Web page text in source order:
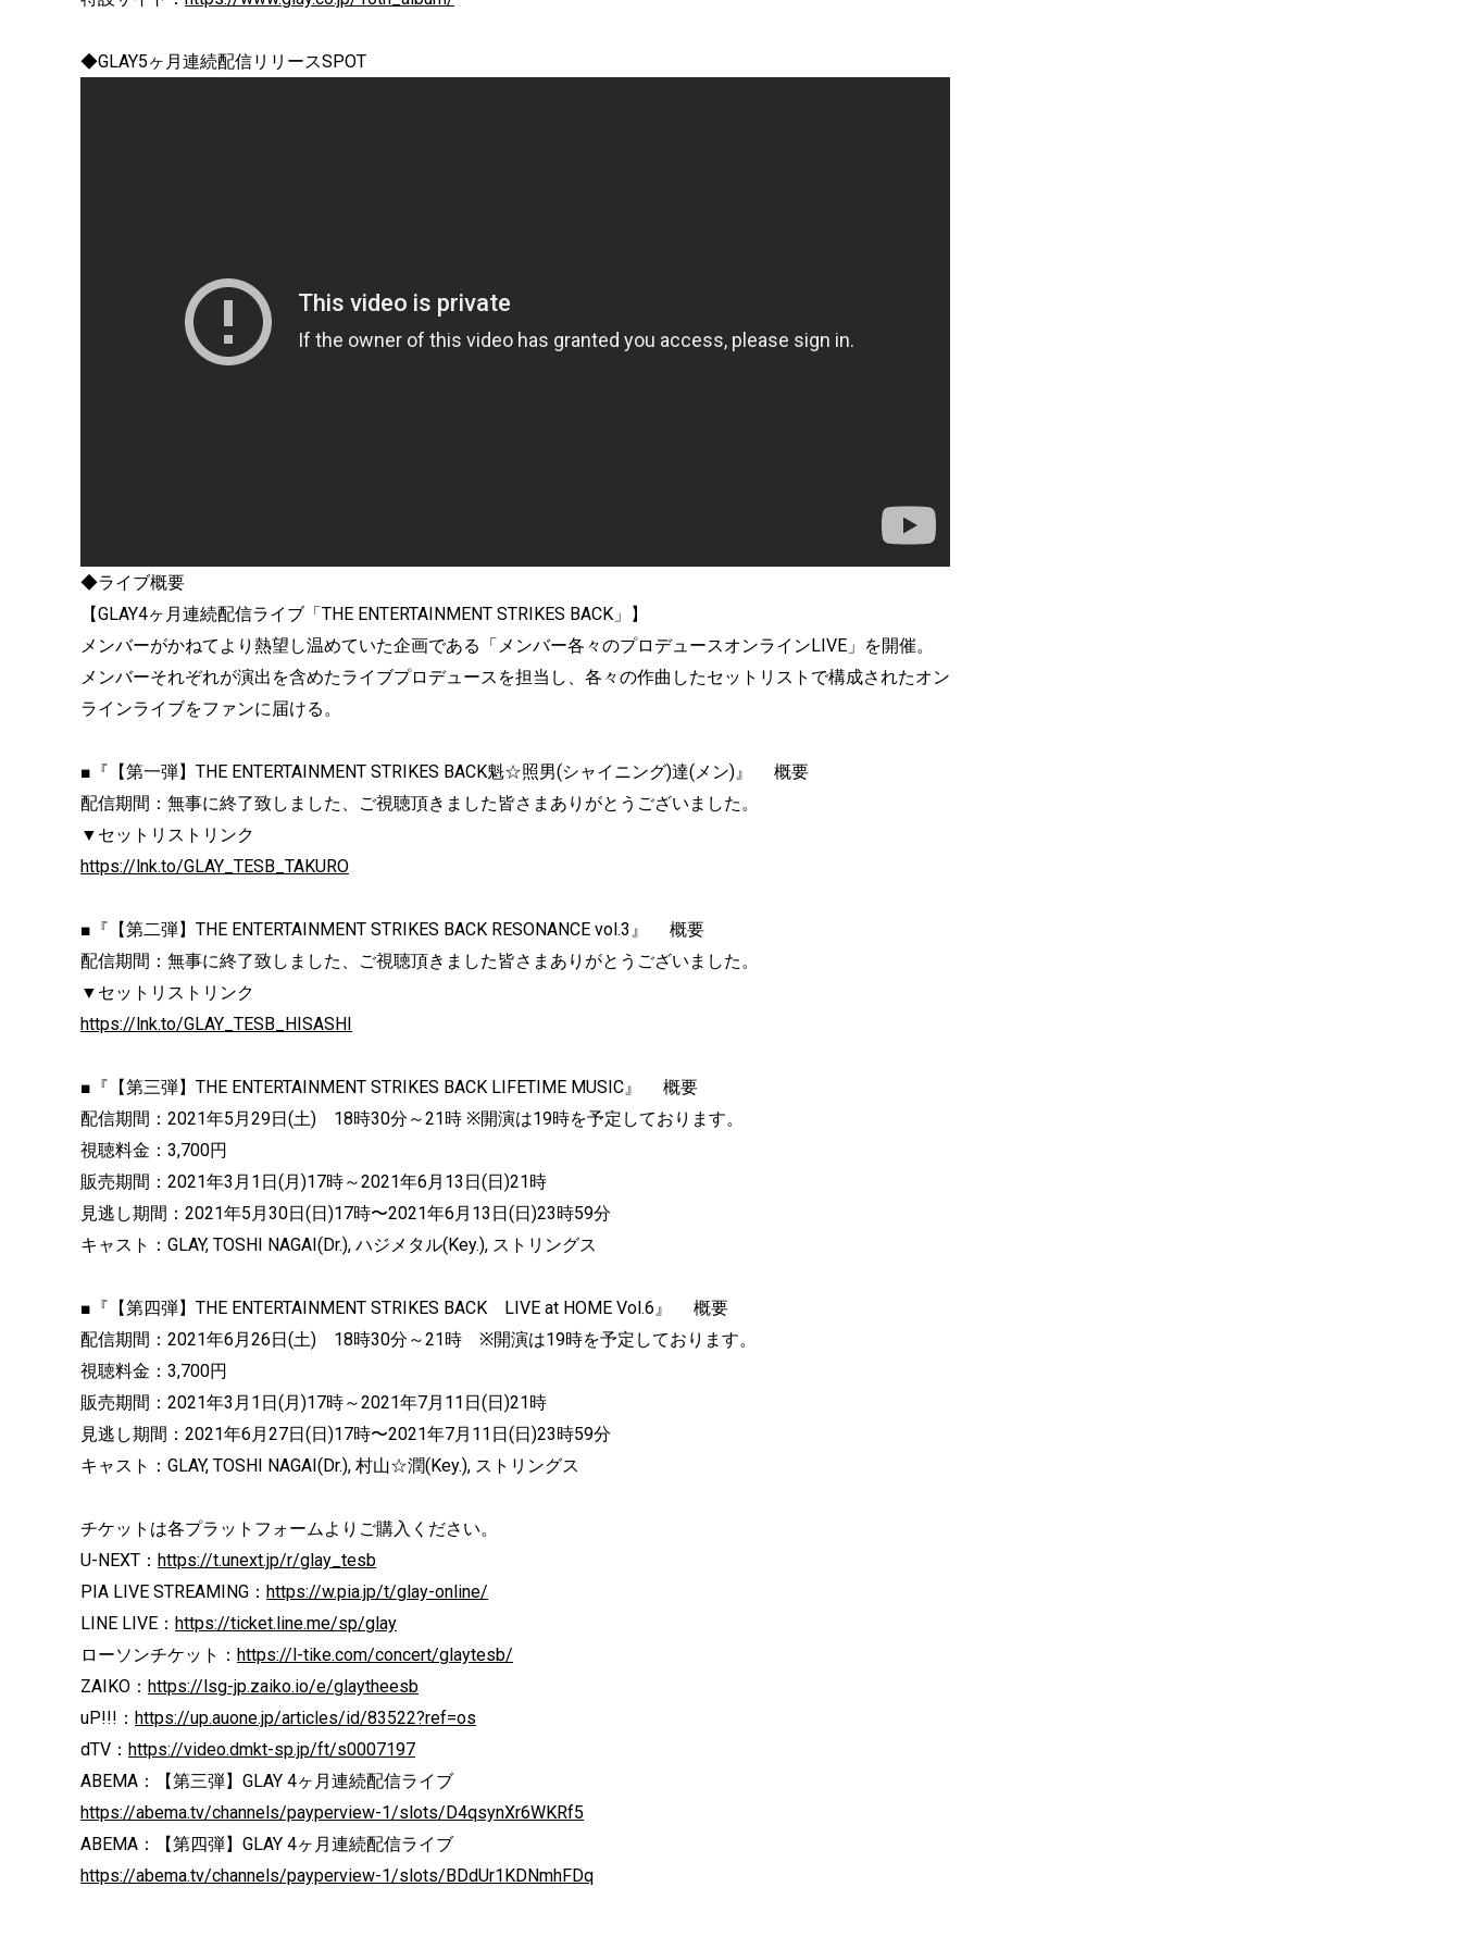
◆GLAY5ヶ月連続配信リリースSPOT
◆ライブ概要
【GLAY4ヶ月連続配信ライブ「THE ENTERTAINMENT STRIKES BACK」】
メンバーがかねてより熱望し温めていた企画である「メンバー各々のプロデュースオンラインLIVE」を開催。
メンバーそれぞれが演出を含めたライブプロデュースを担当し、各々の作曲したセットリストで構成されたオン
ラインライブをファンに届ける。
■『【第一弾】THE ENTERTAINMENT STRIKES BACK魁☆照男(シャイニング)達(メン)』 概要
配信期間：無事に終了致しました、ご視聴頂きました皆さまありがとうございました。
▼セットリストリンク
https://lnk.to/GLAY_TESB_TAKURO
■『【第二弾】THE ENTERTAINMENT STRIKES BACK RESONANCE vol.3』 概要
配信期間：無事に終了致しました、ご視聴頂きました皆さまありがとうございました。
▼セットリストリンク
https://lnk.to/GLAY_TESB_HISASHI
■『【第三弾】THE ENTERTAINMENT STRIKES BACK LIFETIME MUSIC』 概要
配信期間：2021年5月29日(土) 18時30分～21時 ※開演は19時を予定しております。
視聴料金：3,700円
販売期間：2021年3月1日(月)17時～2021年6月13日(日)21時
見逃し期間：2021年5月30日(日)17時〜2021年6月13日(日)23時59分
キャスト：GLAY, TOSHI NAGAI(Dr.), ハジメタル(Key.), ストリングス
■『【第四弾】THE ENTERTAINMENT STRIKES BACK LIVE at HOME Vol.6』 概要
配信期間：2021年6月26日(土) 18時30分～21時 ※開演は19時を予定しております。
視聴料金：3,700円
販売期間：2021年3月1日(月)17時～2021年7月11日(日)21時
見逃し期間：2021年6月27日(日)17時〜2021年7月11日(日)23時59分
キャスト：GLAY, TOSHI NAGAI(Dr.), 村山☆潤(Key.), ストリングス
チケットは各プラットフォームよりご購入ください。
U-NEXT： https://t.unext.jp/r/glay_tesb
PIA LIVE STREAMING： https://w.pia.jp/t/glay-online/
LINE LIVE： https://ticket.line.me/sp/glay
ローソンチケット： https://l-tike.com/concert/glaytesb/
ZAIKO： https://lsg-jp.zaiko.io/e/glaytheesb
uP!!!： https://up.auone.jp/articles/id/83522?ref=os
dTV： https://video.dmkt-sp.jp/ft/s0007197
ABEMA：【第三弾】GLAY 4ヶ月連続配信ライブ
https://abema.tv/channels/payperview-1/slots/D4qsynXr6WKRf5
ABEMA：【第四弾】GLAY 4ヶ月連続配信ライブ
https://abema.tv/channels/payperview-1/slots/BDdUr1KDNmhFDq